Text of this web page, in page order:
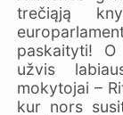
trečiąją
paskaityti!
užvis
mokytojai –
kur nors